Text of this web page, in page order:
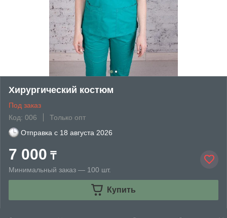
Хирургический костюм
Под заказ
Код: 006
Только опт
Отправка с 18 августа 2026
7 000 ₸
Минимальный заказ — 100 шт.
Купить